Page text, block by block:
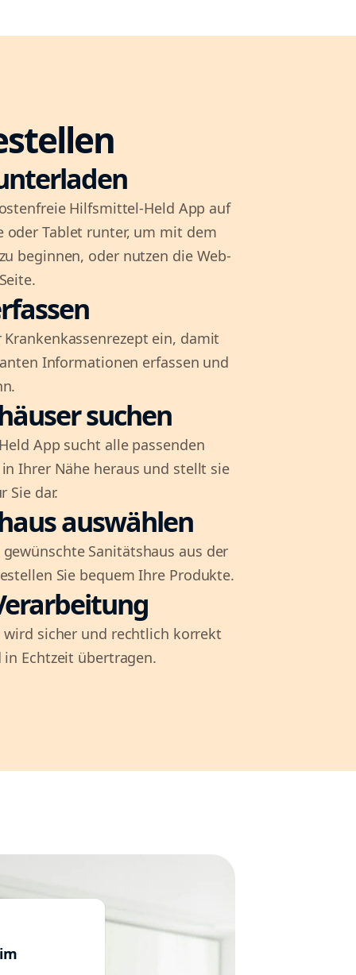
Hilfsmittel-Held App auf
oder Tablet runter, um mit dem
beginnen, oder nutzen die Web-
Krankenkassenrezept ein, damit
Informationen erfassen und
suchen
App sucht alle passenden
Ihrer Nähe heraus und stellt sie
Sie dar.
auswählen
gewünschte Sanitätshaus aus der
Sie bequem Ihre Produkte.
sicher und rechtlich korrekt
Echtzeit übertragen.